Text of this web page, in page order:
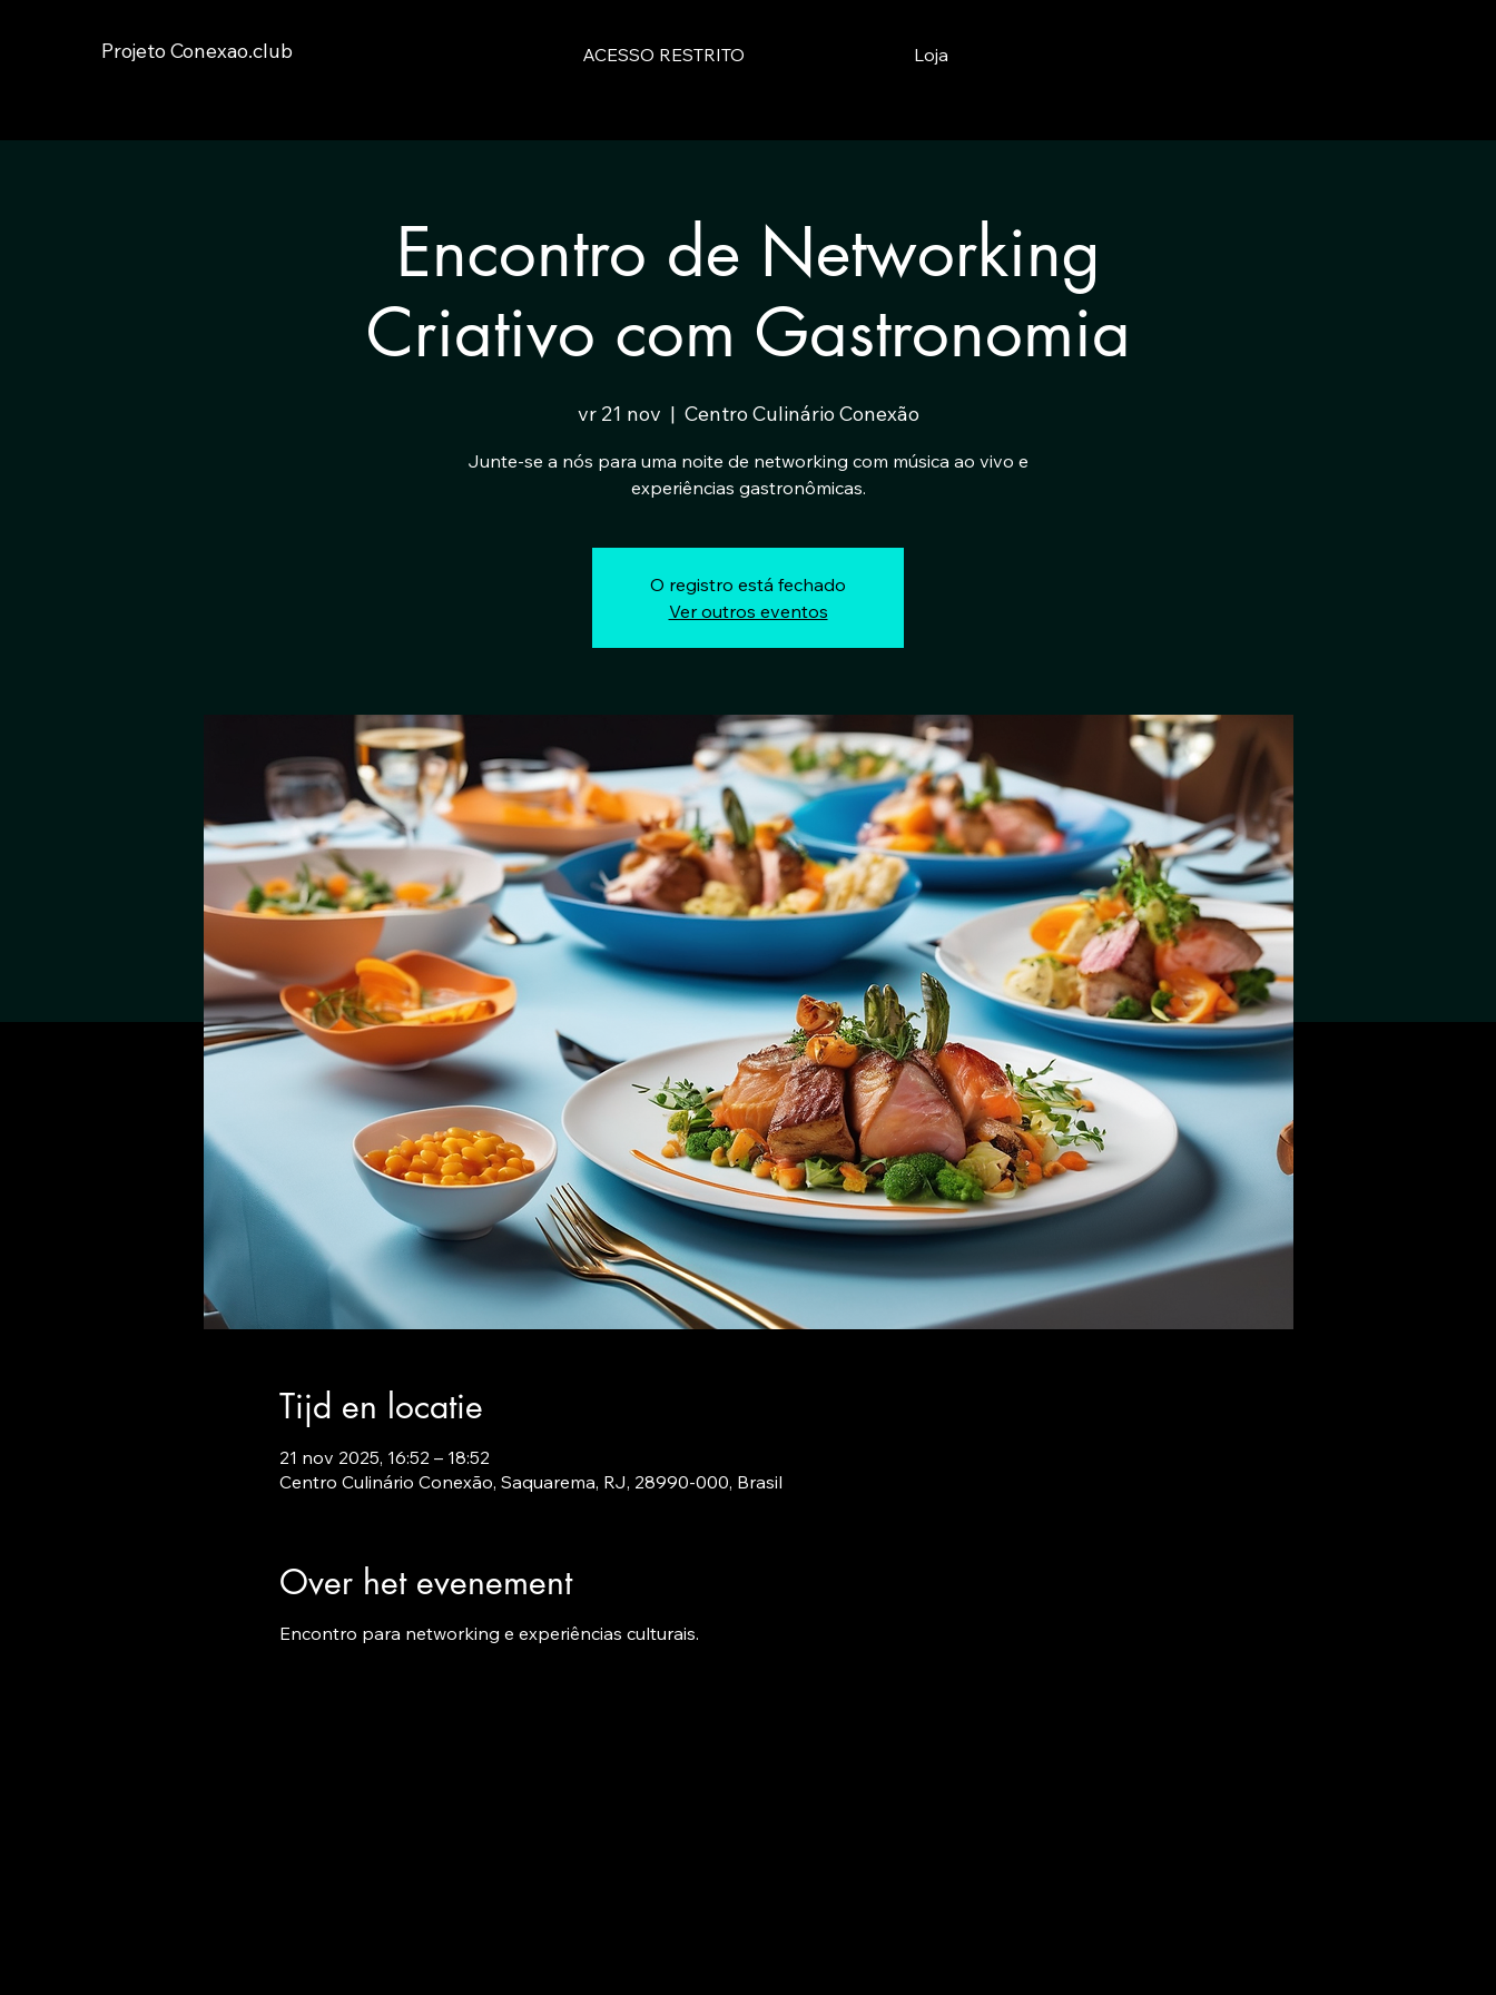
Projeto Conexao.club ACESSO RESTRITO Loja
Encontro de Networking
Criativo com Gastronomia
vr 21 nov
  |
Centro Culinário Conexão
Junte-se a nós para uma noite de networking com música ao vivo e
experiências gastronômicas.
O registro está fechado
Ver outros eventos
Tijd en locatie
21 nov 2025, 16:52 – 18:52
Centro Culinário Conexão, Saquarema, RJ, 28990-000, Brasil
Over het evenement
Encontro para networking e experiências culturais.